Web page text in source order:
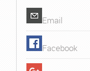
Email
Facebook